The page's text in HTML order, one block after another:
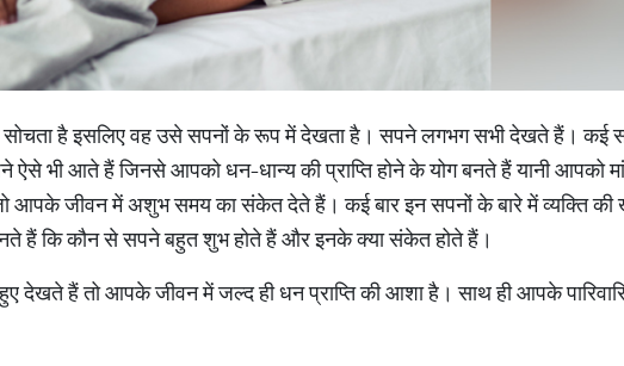
सोचता है इसलिए वह उसे सपनों के रूप में देखता है। सपने लगभग सभी देखते हैं। कई
भी आते हैं जिनसे आपको धन-धान्य की प्राप्ति होने के योग बनते हैं यानी आपको मां
आपके जीवन में अशुभ समय का संकेत देते हैं। कई बार इन सपनों के बारे में व्यक्ति की
हैं कि कौन से सपने बहुत शुभ होते हैं और इनके क्या संकेत होते हैं।
देखते हैं तो आपके जीवन में जल्द ही धन प्राप्ति की आशा है। साथ ही आपके